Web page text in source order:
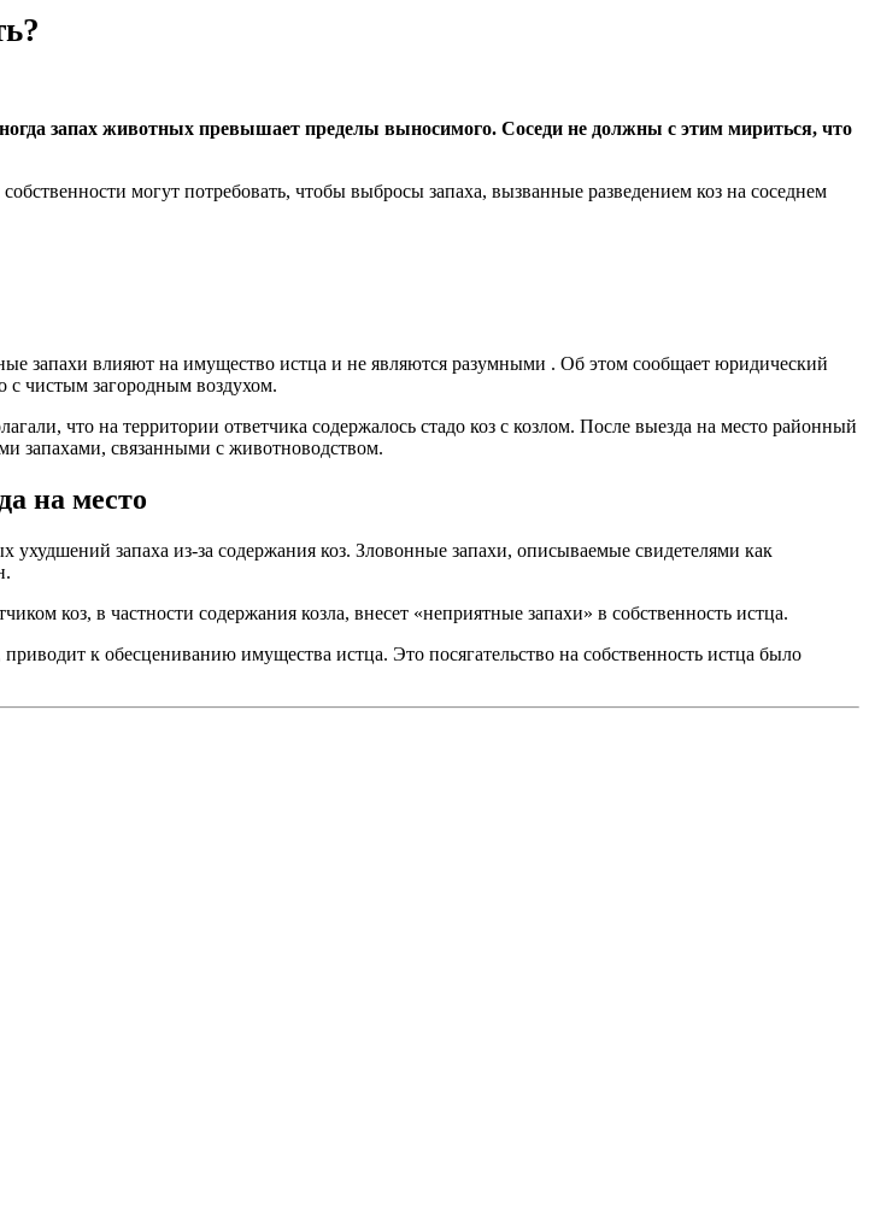
запах животных превышает пределы выносимого. Соседи не должны с этим мириться, что
могут потребовать, чтобы выбросы запаха, вызванные разведением коз на соседнем
запахи влияют на имущество истца и не являются разумными . Об этом сообщает юридический
чистым загородным воздухом.
что на территории ответчика содержалось стадо коз с козлом. После выезда на место районный
запахами, связанными с животноводством.
на место
ухудшений запаха из-за содержания коз. Зловонные запахи, описываемые свидетелями как
коз, в частности содержания козла, внесет «неприятные запахи» в собственность истца.
к обесцениванию имущества истца. Это посягательство на собственность истца было